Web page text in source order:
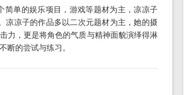
简单的娱乐项目，游戏等题材为主，凉凉子
凉凉子的作品多以二次元题材为主，她的摄
力，更是将角色的气质与精神面貌演绎得淋
断的尝试与练习。